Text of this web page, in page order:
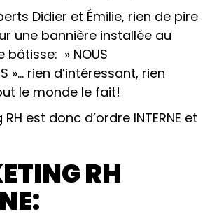
Didier et Émilie, rien de pire
une bannière installée au
bâtisse: » NOUS
»… rien d’intéressant, rien
le monde le fait!
est donc d’ordre INTERNE et
RH